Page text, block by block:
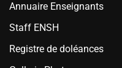
Annuaire Enseignants
Staff ENSH
Registre de doléances